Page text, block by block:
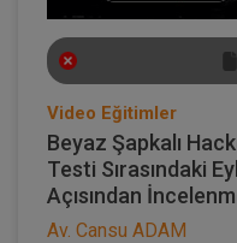
Video Eğitimler
Beyaz Şapkalı
Testi Sırasındaki
Açısından
Av. Cansu ADAM